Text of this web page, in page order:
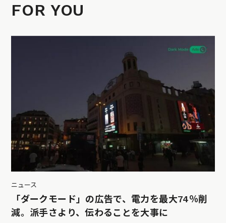
FOR YOU
ニュース
「ダークモード」の広告で、電力を最大74％削
減。派手さより、伝わることを大事に